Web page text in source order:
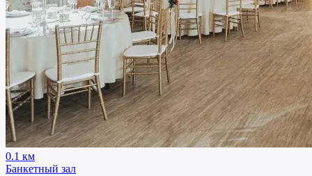
0.1 км
Банкетный зал